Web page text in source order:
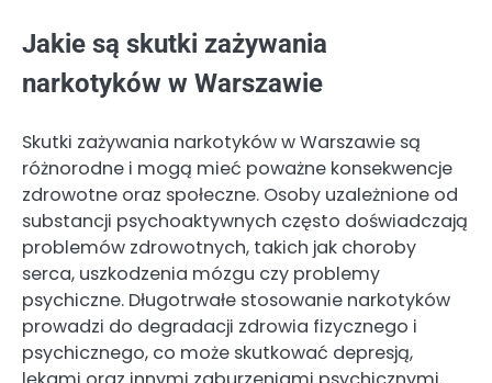
Jakie są skutki zażywania
narkotyków w Warszawie
Skutki zażywania narkotyków w Warszawie są
różnorodne i mogą mieć poważne konsekwencje
zdrowotne oraz społeczne. Osoby uzależnione od
substancji psychoaktywnych często doświadczają
problemów zdrowotnych, takich jak choroby
serca, uszkodzenia mózgu czy problemy
psychiczne. Długotrwałe stosowanie narkotyków
prowadzi do degradacji zdrowia fizycznego i
psychicznego, co może skutkować depresją,